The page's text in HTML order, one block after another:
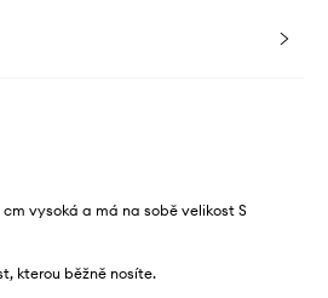
vysoká a má na sobě velikost S
kterou běžně nosíte.